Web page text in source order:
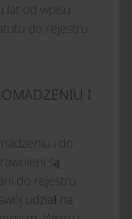
lat od wpisu
do rejestru
I
i do
są
do rejestru
udział na